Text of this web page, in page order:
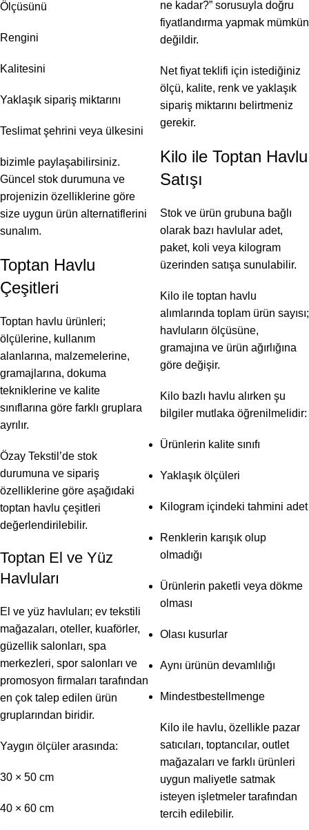
Ölçüsünü
Rengini
Kalitesini
Yaklaşık sipariş miktarını
Teslimat şehrini veya ülkesini
bizimle paylaşabilirsiniz.
Güncel stok durumuna ve
projenizin özelliklerine göre
size uygun ürün alternatiflerini
sunalım.
Toptan Havlu
Çeşitleri
Toptan havlu ürünleri;
ölçülerine, kullanım
alanlarına, malzemelerine,
gramajlarına, dokuma
tekniklerine ve kalite
sınıflarına göre farklı gruplara
ayrılır.
Özay Tekstil’de stok
durumuna ve sipariş
özelliklerine göre aşağıdaki
toptan havlu çeşitleri
değerlendirilebilir.
Toptan El ve Yüz
Havluları
El ve yüz havluları; ev tekstili
mağazaları, oteller, kuaförler,
güzellik salonları, spa
merkezleri, spor salonları ve
promosyon firmaları tarafından
en çok talep edilen ürün
gruplarından biridir.
Yaygın ölçüler arasında:
30 × 50 cm
40 × 60 cm
ne kadar?” sorusuyla doğru
fiyatlandırma yapmak mümkün
değildir.
Net fiyat teklifi için istediğiniz
ölçü, kalite, renk ve yaklaşık
sipariş miktarını belirtmeniz
gerekir.
Kilo ile Toptan Havlu
Satışı
Stok ve ürün grubuna bağlı
olarak bazı havlular adet,
paket, koli veya kilogram
üzerinden satışa sunulabilir.
Kilo ile toptan havlu
alımlarında toplam ürün sayısı;
havluların ölçüsüne,
gramajına ve ürün ağırlığına
göre değişir.
Kilo bazlı havlu alırken şu
bilgiler mutlaka öğrenilmelidir:
Ürünlerin kalite sınıfı
Yaklaşık ölçüleri
Kilogram içindeki tahmini adet
Renklerin karışık olup
olmadığı
Ürünlerin paketli veya dökme
olması
Olası kusurlar
Aynı ürünün devamlılığı
Mindestbestellmenge
Kilo ile havlu, özellikle pazar
satıcıları, toptancılar, outlet
mağazaları ve farklı ürünleri
uygun maliyetle satmak
isteyen işletmeler tarafından
tercih edilebilir.